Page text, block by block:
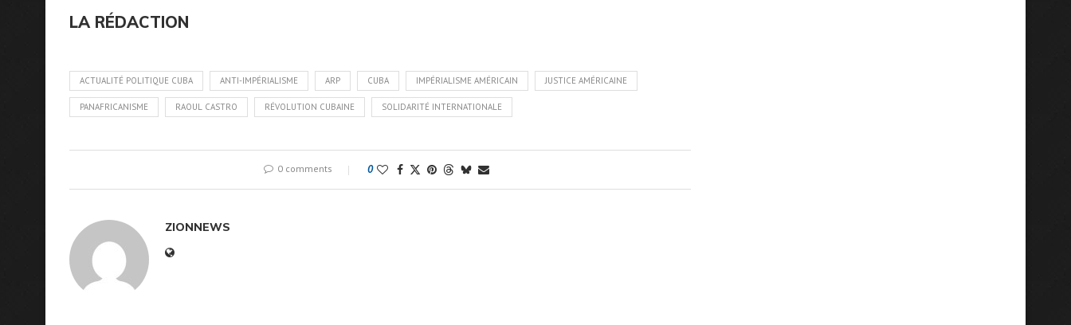
LA RÉDACTION
ACTUALITÉ POLITIQUE CUBA ANTI-IMPÉRIALISME ARP CUBA IMPÉRIALISME AMÉRICAIN JUSTICE AMÉRICAINE
PANAFRICANISME RAOUL CASTRO RÉVOLUTION CUBAINE SOLIDARITÉ INTERNATIONALE
0 comments 0
ZIONNEWS